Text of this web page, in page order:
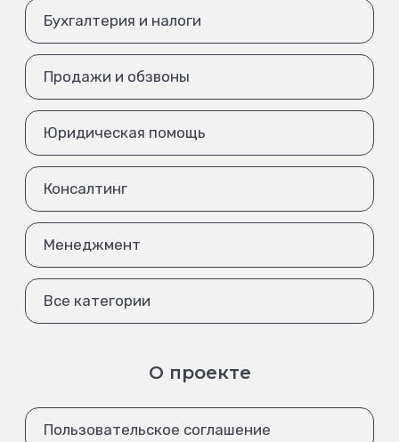
Бухгалтерия и налоги
Продажи и обзвоны
Юридическая помощь
Консалтинг
Менеджмент
Все категории
О проекте
Пользовательское соглашение